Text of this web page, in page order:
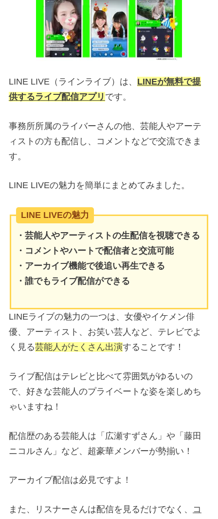
LINE LIVE（ラインライブ）は、 LINEが無料で提
供するライブ配信アプリ です。
事務所所属のライバーさんの他、芸能人やアーテ
ィストの方も配信し、コメントなどで交流できま
す。
LINE LIVEの魅力を簡単にまとめてみました。
LINE LIVEの魅力
・芸能人やアーティストの生配信を視聴できる
・コメントやハートで配信者と交流可能
・アーカイブ機能で後追い再生できる
・誰でもライブ配信ができる
LINEライブの魅力の一つは、女優やイケメン俳
優、アーティスト、お笑い芸人など、テレビでよ
く見る芸能人がたくさん出演することです！
ライブ配信はテレビと比べて雰囲気がゆるいの
で、好きな芸能人のプライベートな姿を楽しめち
ゃいますね！
配信歴のある芸能人は「広瀬すずさん」や「藤田
ニコルさん」など、超豪華メンバーが勢揃い！
アーカイブ配信は必見ですよ！
また、リスナーさんは配信を見るだけでなく、 コ